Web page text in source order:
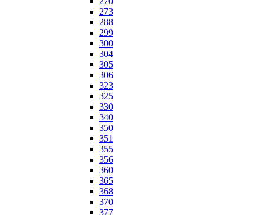
273
288
299
300
304
305
306
323
325
330
340
350
351
355
356
360
365
368
370
377